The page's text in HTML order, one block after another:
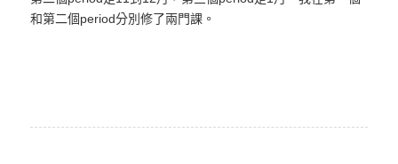
和第二個period分別修了兩門課。